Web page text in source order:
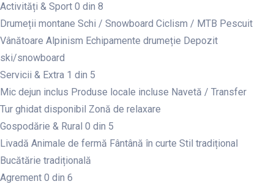
Activități & Sport 0 din 8
Drumeții montane Schi / Snowboard Ciclism / MTB Pescuit
Vânătoare Alpinism Echipamente drumeție Depozit
ski/snowboard
Servicii & Extra 1 din 5
Mic dejun inclus Produse locale incluse Navetă / Transfer
Tur ghidat disponibil Zonă de relaxare
Gospodărie & Rural 0 din 5
Livadă Animale de fermă Fântână în curte Stil tradițional
Bucătărie tradițională
Agrement 0 din 6